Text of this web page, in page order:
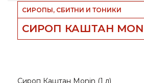
СИРОПЫ, СБИТНИ И ТОНИКИ
СИРОП КАШТАН
Сироп Каштан Monin (1 л)